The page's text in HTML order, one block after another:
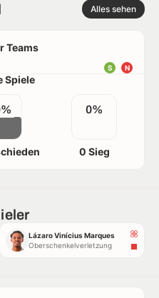
Alles sehen
Teams
N
S
Spiele
0%
0 Sieg
Lázaro Vinícius Marques
Oberschenkelverletzung